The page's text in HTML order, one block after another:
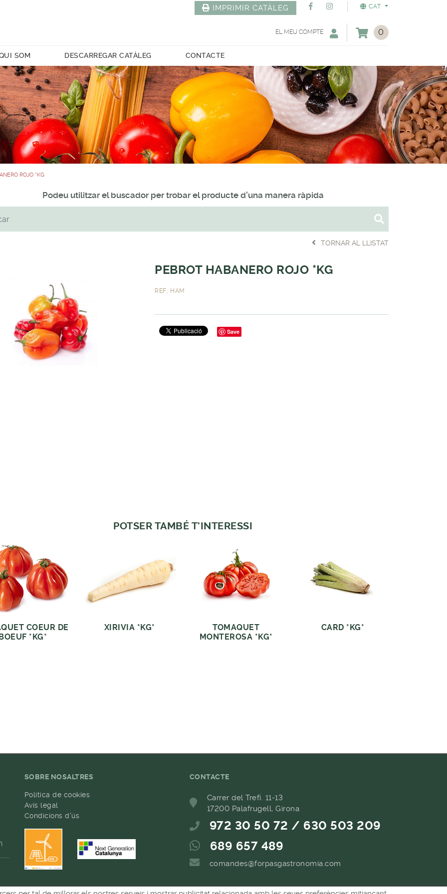
CAT
IMPRIMIR CATÀLEG
0
EL MEU COMPTE
SOM DESCARREGAR CATÀLEG CONTACTE
ROJO *KG
Podeu utilitzar el buscador per trobar el producte d'una manera ràpida
TORNAR AL LLISTAT
PEBROT HABANERO ROJO *KG
REF.: HAM
Save
POTSER TAMBÉ T'INTERESSI
COEUR DE
*KG*
XIRIVIA *KG*
TOMAQUET
MONTEROSA *KG*
CARD *KG*
SOBRE NOSALTRES
Política de cookies
Avís legal
Condicions d'ús
CONTACTE
Carrer del Trefí. 11-13
17200 Palafrugell, Girona
972 30 50 72 / 630 503 209
689 657 489
comandes@forpasgastronomia.com